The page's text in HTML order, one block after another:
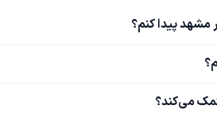
مشهد پیدا کنم؟
می‌کند؟